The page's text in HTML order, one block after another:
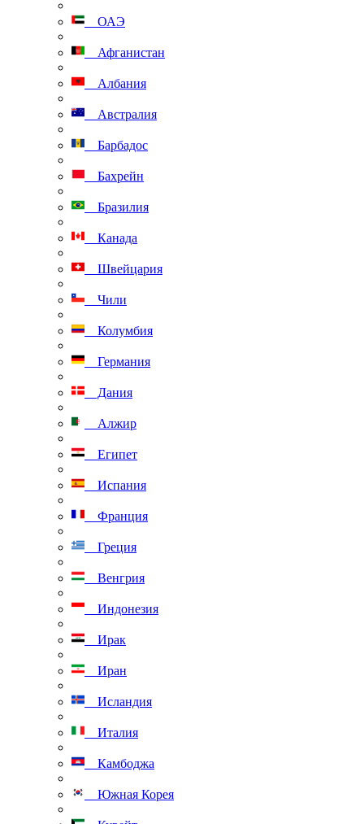
ОАЭ
Афганистан
Албания
Австралия
Барбадос
Бахрейн
Бразилия
Канада
Швейцария
Чили
Колумбия
Германия
Дания
Алжир
Египет
Испания
Франция
Греция
Венгрия
Индонезия
Ирак
Иран
Исландия
Италия
Камбоджа
Южная Корея